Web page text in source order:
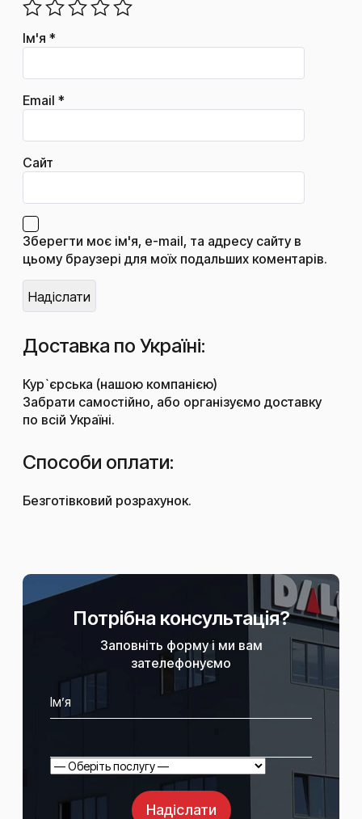
Ім'я *
Email *
Сайт
Зберегти моє ім'я, e-mail, та адресу сайту в
цьому браузері для моїх подальших коментарів.
Доставка по Україні:
Кур`єрська (нашою компанією)
Забрати самостійно, або організуємо доставку
по всій Україні.
Способи оплати:
Безготівковий розрахунок.
Потрібна консультація?
Заповніть форму і ми вам
зателефонуємо
Надіслати